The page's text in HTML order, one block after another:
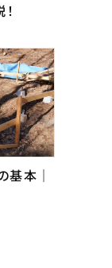
基本｜